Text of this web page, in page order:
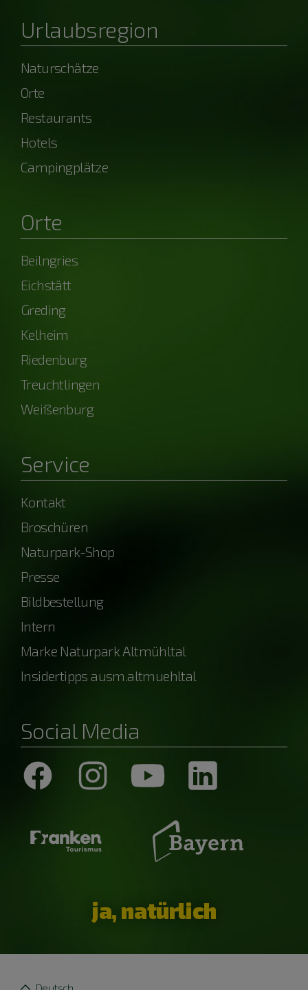
Urlaubsregion
Naturschätze
Orte
Restaurants
Hotels
Campingplätze
Orte
Beilngries
Eichstätt
Greding
Kelheim
Riedenburg
Treuchtlingen
Weißenburg
Service
Kontakt
Broschüren
Naturpark-Shop
Presse
Bildbestellung
Intern
Marke Naturpark Altmühltal
Insidertipps ausm.altmuehltal
Social Media
ja, natürlich